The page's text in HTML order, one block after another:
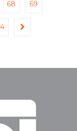
68 69